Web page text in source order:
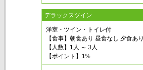
デラックスツイン
洋室・ツイン・トイレ付
【食事】朝食あり 昼食なし 夕食あり
【人数】1人 ～ 3人
【ポイント】1%